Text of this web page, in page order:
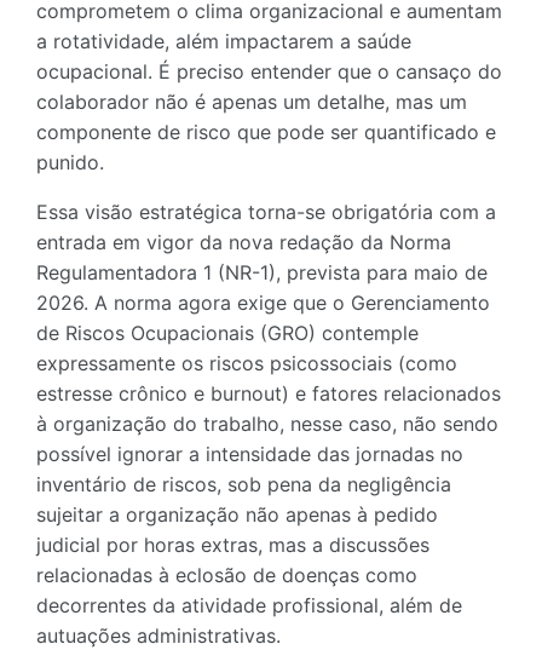
comprometem o clima organizacional e aumentam
a rotatividade, além impactarem a saúde
ocupacional. É preciso entender que o cansaço do
colaborador não é apenas um detalhe, mas um
componente de risco que pode ser quantificado e
punido.
Essa visão estratégica torna-se obrigatória com a
entrada em vigor da nova redação da Norma
Regulamentadora 1 (NR-1), prevista para maio de
2026. A norma agora exige que o Gerenciamento
de Riscos Ocupacionais (GRO) contemple
expressamente os riscos psicossociais (como
estresse crônico e burnout) e fatores relacionados
à organização do trabalho, nesse caso, não sendo
possível ignorar a intensidade das jornadas no
inventário de riscos, sob pena da negligência
sujeitar a organização não apenas à pedido
judicial por horas extras, mas a discussões
relacionadas à eclosão de doenças como
decorrentes da atividade profissional, além de
autuações administrativas.